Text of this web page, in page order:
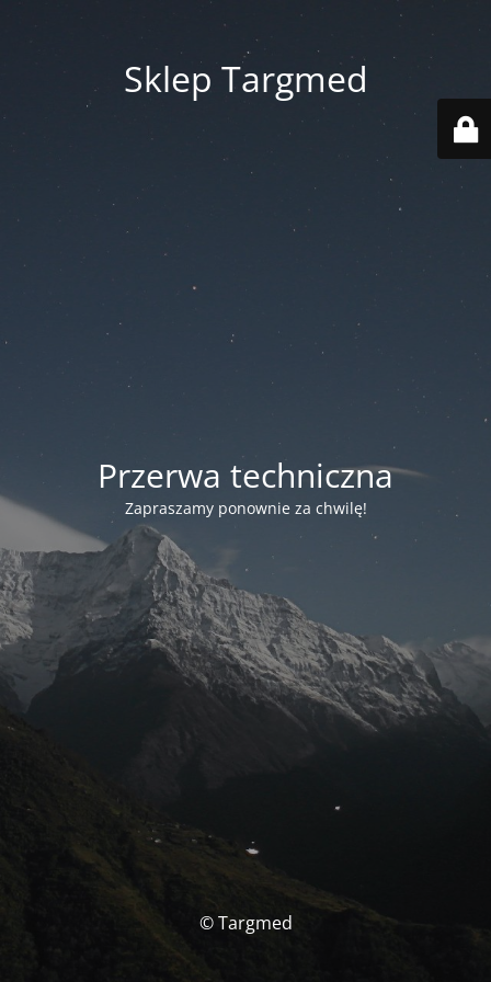
Sklep Targmed
Przerwa techniczna
Zapraszamy ponownie za chwilę!
© Targmed